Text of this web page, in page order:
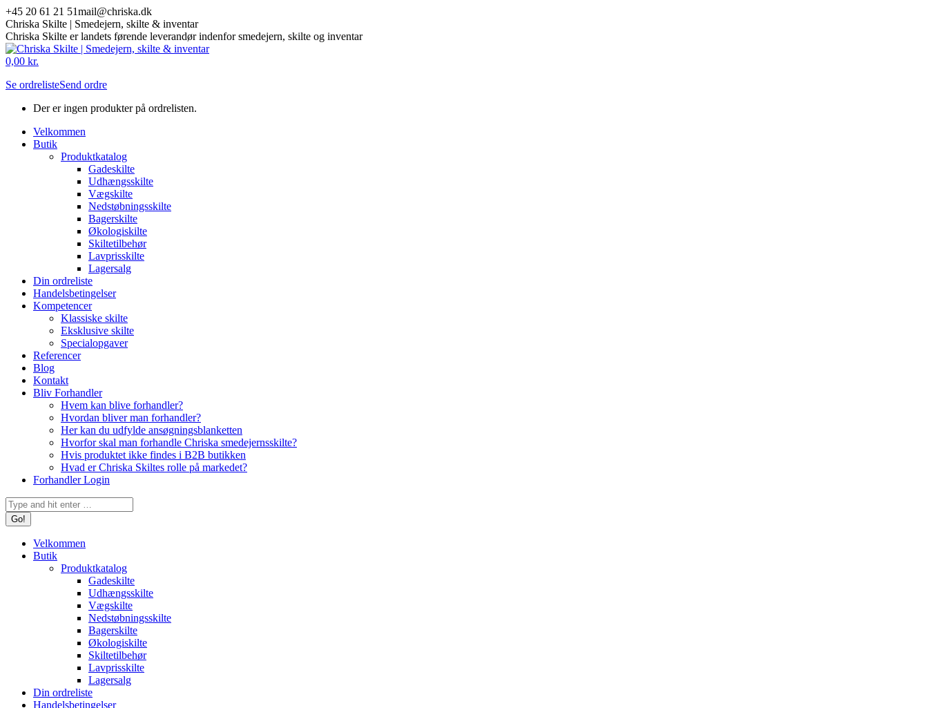
Skip
to
content
+45 20 61 21 51mail@chriska.dk
Chriska Skilte | Smedejern, skilte & inventar
Chriska Skilte er landets førende leverandør indenfor smedejern, skilte og inventar
Mail
opens
new
Facebook
opens
new
0,00 kr.
Se ordrelisteSend ordre
Der er ingen produkter på ordrelisten.
Velkommen
Butik
Produktkatalog
Gadeskilte
Udhængsskilte
Vægskilte
Nedstøbningsskilte
Bagerskilte
Økologiskilte
Skiltetilbehør
Lavprisskilte
Lagersalg
Din ordreliste
Handelsbetingelser
Kompetencer
Klassiske skilte
Eksklusive skilte
Specialopgaver
Referencer
Blog
Kontakt
Bliv Forhandler
Hvem kan blive forhandler?
Hvordan bliver man forhandler?
Her kan du udfylde ansøgningsblanketten
Hvorfor skal man forhandle Chriska smedejernsskilte?
Hvis produktet ikke findes i B2B butikken
Hvad er Chriska Skiltes rolle på markedet?
Forhandler Login
Search:
Velkommen
Butik
Produktkatalog
Gadeskilte
Udhængsskilte
Vægskilte
Nedstøbningsskilte
Bagerskilte
Økologiskilte
Skiltetilbehør
Lavprisskilte
Lagersalg
Din ordreliste
Handelsbetingelser